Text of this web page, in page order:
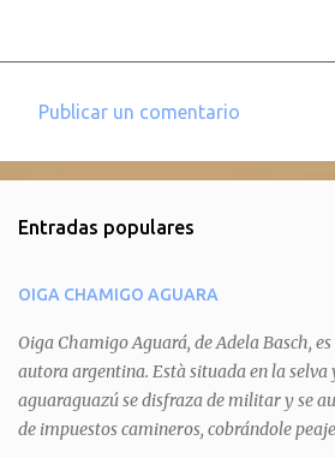
e
t
a
r
i
o
Publicar un comentario
Entradas populares
OIGA CHAMIGO AGUARA
Oiga Chamigo Aguará, de Adela Basch,
autora argentina. Està situada en la
aguaraguazú se disfraza de militar y se
de impuestos camineros, cobrándole